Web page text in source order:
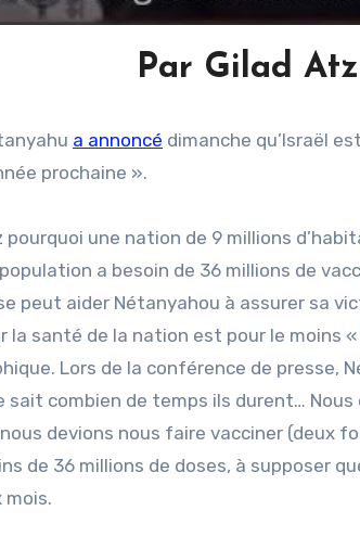
Par Gilad
a annoncé dimanche qu’Israël
prochaine ».
pourquoi une nation de 9 millions
a besoin de 36 millions de
peut aider Nétanyahou à assurer sa
la santé de la nation est pour le moins
Lors de la conférence de presse,
sait combien de temps ils durent…
devions nous faire vacciner (deux
de 36 millions de doses, à supposer
mois.